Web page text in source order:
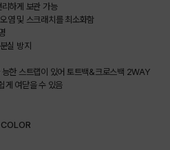
하게 보관 가능
염 및 스크래치를 최소화함
실 방지
한 스트랩이 있어 토트백&크로스백 2WAY
게 여닫을 수 있음
COLOR